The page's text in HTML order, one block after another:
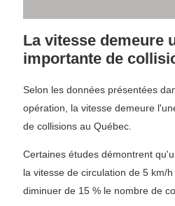
La vitesse demeure
importante de
Selon les données présentées
opération, la vitesse demeure
de collisions au Québec.
Certaines études démontrent
la vitesse de circulation de 5 km/
diminuer de 15 % le nombre de